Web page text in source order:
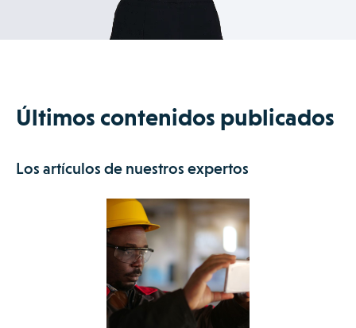
comunicación proactiva y consistente sin ninguna carga
administrativa para su equipo de oficina. Al mantener al
Últimos contenidos publicados
Los artículos de nuestros expertos